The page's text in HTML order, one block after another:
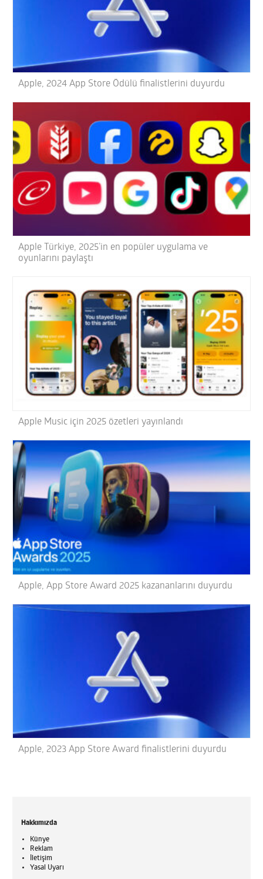
Apple, 2024 App Store Ödülü finalistlerini duyurdu
Apple Türkiye, 2025’in en popüler uygulama ve
oyunlarını paylaştı
Apple Music için 2025 özetleri yayınlandı
Apple, App Store Award 2025 kazananlarını duyurdu
Apple, 2023 App Store Award finalistlerini duyurdu
Hakkımızda
Künye
Reklam
İletişim
Yasal Uyarı